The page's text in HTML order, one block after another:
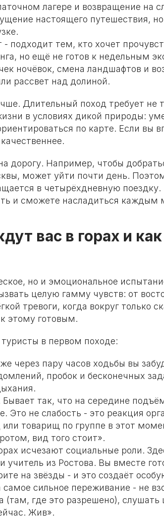
лагере и возвращение на
настоящего путешествия,
подходит тем, кто хочет
но ещё не готов к недельным
ночёвок, смена ландшафтов и
рассвет над долиной.
Длительный поход требует не
в условиях дикой природы:
по карте. Если вы
дорогу. Например, чтобы
может уйти почти день.
в четырёхдневную поездку.
и сможете насладиться
вас в горах и
но и эмоциональное
целую гамму чувств: от
тревоги, когда вокруг только
этому готовым.
в первом походе:
через пару часов ходьбы вы
пробок и бесконечных
так, что на середине
Это не слабость - это реакция
или товарищ по группе в этот
вид того стоит».
исчезают социальные роли.
из Ростова. Вы вместе
на звёзды - и это создаёт
самое сильное переживание - не
(там, где это разрешено),
Жив».